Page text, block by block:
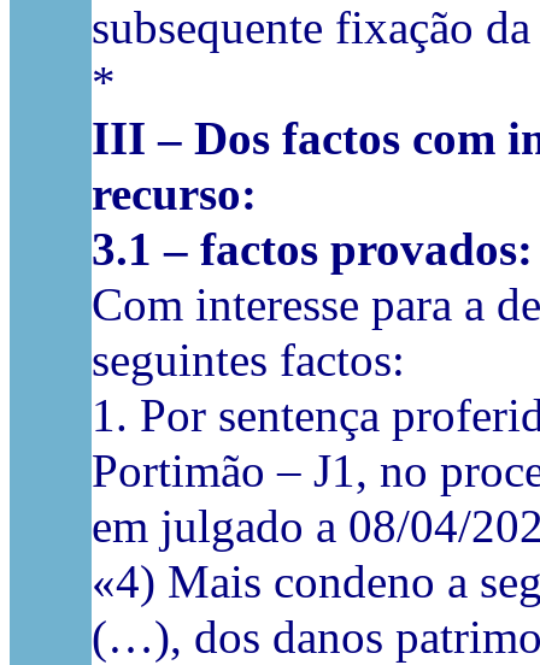
subsequente fixação
*
III – Dos factos com
recurso:
3.1 – factos provados:
Com interesse para a
seguintes factos:
1. Por sentença
Portimão – J1, no
em julgado a 08/04/
«4) Mais condeno a
(…), dos danos